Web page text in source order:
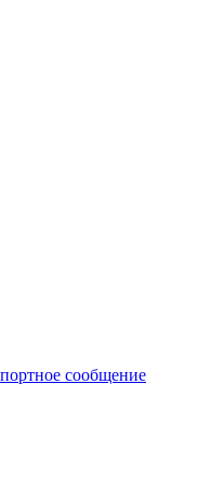
сообщение